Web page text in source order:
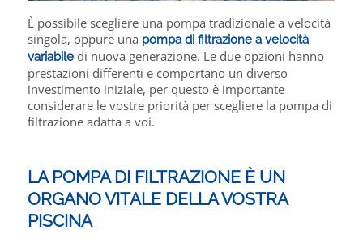
È possibile scegliere una pompa tradizionale a velocità
singola, oppure una pompa di filtrazione a velocità
variabile di nuova generazione. Le due opzioni hanno
prestazioni differenti e comportano un diverso
investimento iniziale, per questo è importante
considerare le vostre priorità per scegliere la pompa di
filtrazione adatta a voi.
LA POMPA DI FILTRAZIONE È UN
ORGANO VITALE DELLA VOSTRA
PISCINA